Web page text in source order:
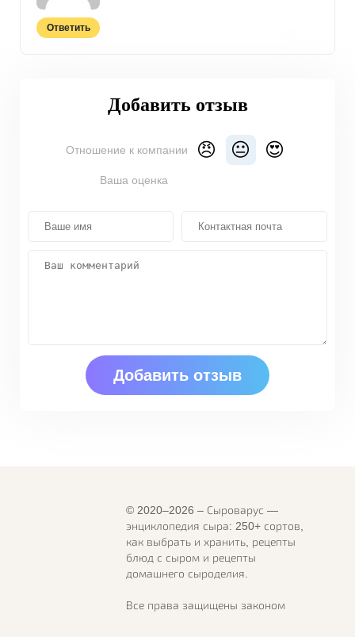
Ответить
Добавить отзыв
Отношение к компании 😠 😐 😍
Ваша оценка
© 2020–2026 – Сыроварус —
энциклопедия сыра: 250+ сортов,
как выбрать и хранить, рецепты
блюд с сыром и рецепты
домашнего сыроделия.
Все права защищены законом